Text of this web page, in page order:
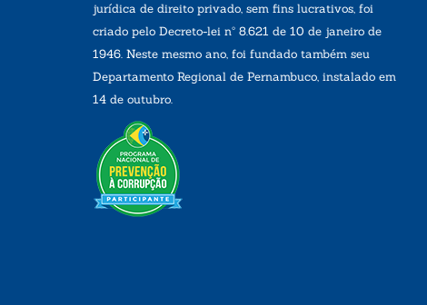
jurídica de direito privado, sem fins lucrativos, foi
criado pelo Decreto-lei nº 8.621 de 10 de janeiro de
1946. Neste mesmo ano, foi fundado também seu
Departamento Regional de Pernambuco, instalado em
14 de outubro.